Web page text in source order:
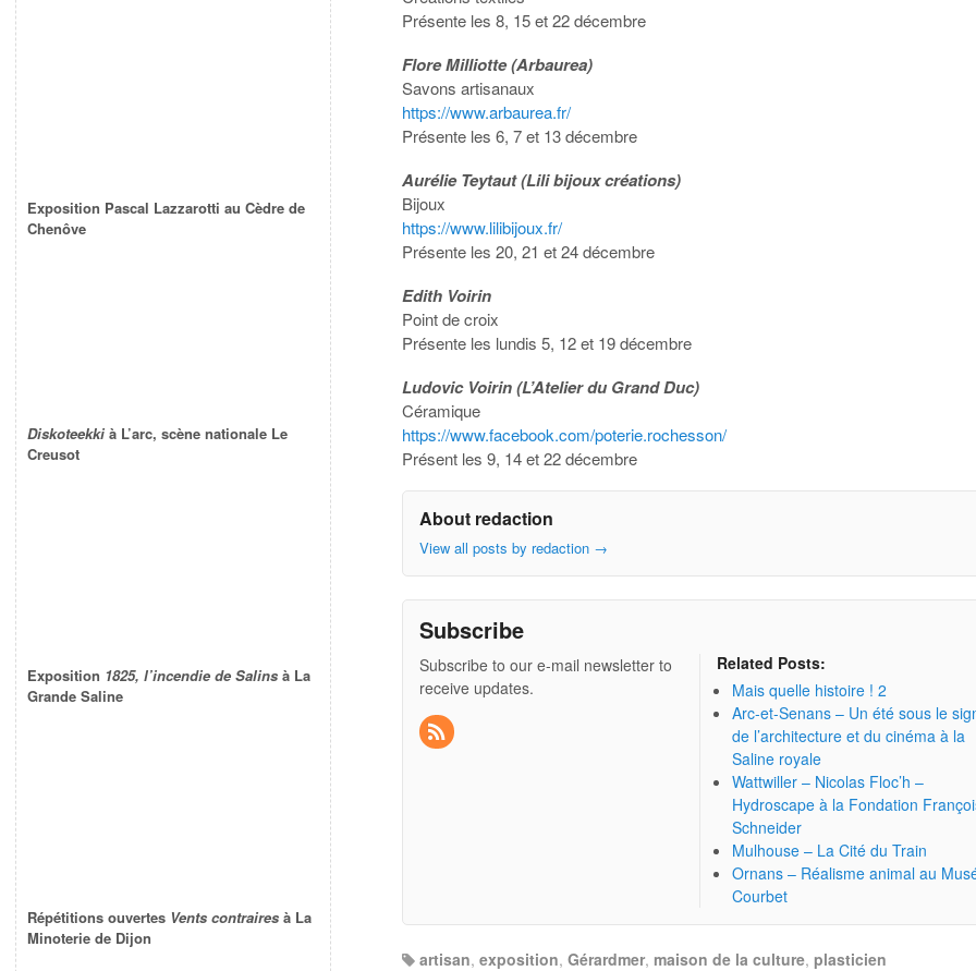
Présente les 8, 15 et 22 décembre
Flore Milliotte (Arbaurea)
Savons artisanaux
https://www.arbaurea.fr/
Présente les 6, 7 et 13 décembre
Aurélie Teytaut (Lili bijoux créations)
Bijoux
https://www.lilibijoux.fr/
Présente les 20, 21 et 24 décembre
Edith Voirin
Point de croix
Présente les lundis 5, 12 et 19 décembre
Ludovic Voirin (L’Atelier du Grand Duc)
Céramique
https://www.facebook.com/poterie.rochesson/
Présent les 9, 14 et 22 décembre
About redaction
View all posts by redaction →
Subscribe
Subscribe to our e-mail newsletter to
receive updates.
Related Posts:
Mais quelle histoire ! 2
Arc-et-Senans – Un été sous le
de l’architecture et du cinéma à la
Saline royale
Wattwiller – Nicolas Floc’h –
Hydroscape à la Fondation
Schneider
Mulhouse – La Cité du Train
Ornans – Réalisme animal au
Courbet
artisan,exposition,Gérardmer, maison de la culture,plasticien
Exposition Pascal Lazzarotti au Cèdre de
Chenôve
Diskoteekki à L’arc, scène nationale Le
Creusot
Exposition 1825, l’incendie de Salins à La
Grande Saline
Répétitions ouvertes Vents contraires à La
Minoterie de Dijon